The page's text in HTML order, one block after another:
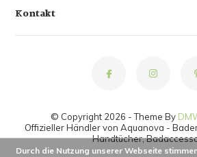
Kontakt
© Copyright 2026 - Theme By
Offizieller Händler von Aquanova -
Handtücher,
Durch die Nutzung unserer Webseite